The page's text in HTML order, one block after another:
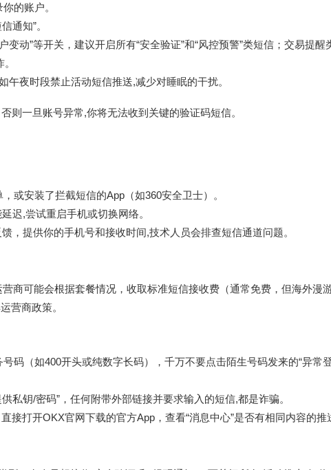
的账户。
通知”。
变动”等开关，建议开启所有“安全验证”和“风控预警”类短信；交易提醒
午夜时段禁止活动短信推送,减少对睡眠的干扰。
则一旦账号异常,你将无法收到关键的验证码短信。
或安装了拦截短信的App（如360安全卫士）。
迟,尝试重启手机或切换网络。
，提供你的手机号和接收时间,技术人员会排查短信通道问题。
商可能会根据套餐情况，收取标准短信接收费（通常免费，但海外漫
营商政策。
码（如400开头或纯数字长码），千万不要点击陌生号码发来的“异常
私钥/密码”，任何附带外部链接并要求输入的短信,都是诈骗。
接打开OKX官网下载的官方App，查看“消息中心”是否有相同内容的推